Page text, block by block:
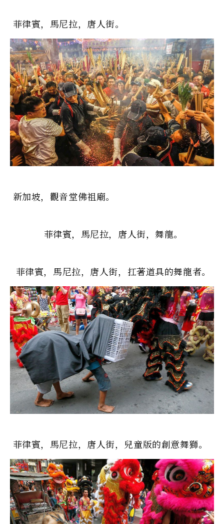
菲律賓，馬尼拉，唐人街。
新加坡，觀音堂佛祖廟。
菲律賓，馬尼拉，唐人街，舞龍。
菲律賓，馬尼拉，唐人街，扛著道具的舞龍者。
菲律賓，馬尼拉，唐人街，兒童版的創意舞獅。